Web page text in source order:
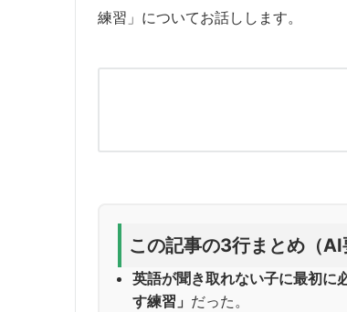
練習」についてお話しします。
この記事の3行まとめ（AI
英語が聞き取れない子に最初に
す練習」 だった。